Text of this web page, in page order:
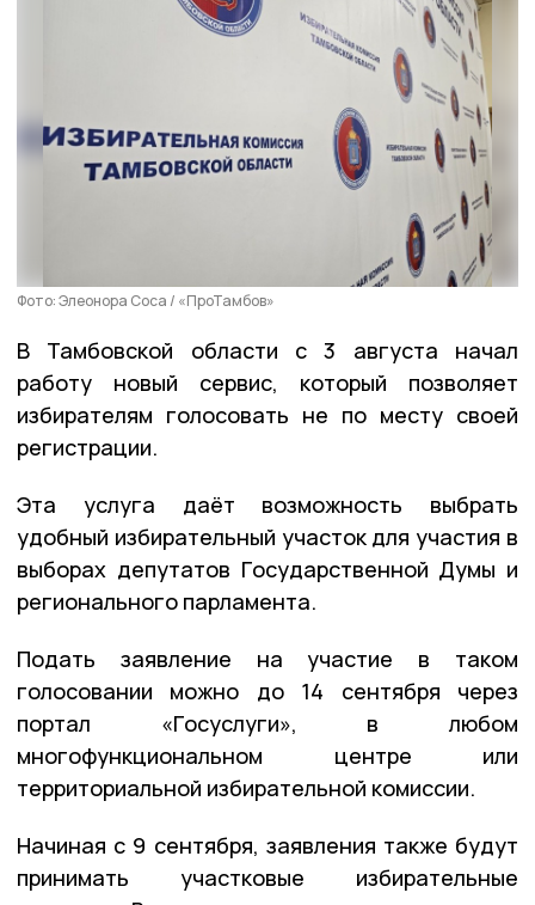
Фото: Элеонора Соса / «ПроТамбов»
В Тамбовской области с 3 августа начал
работу новый сервис, который позволяет
избирателям голосовать не по месту своей
регистрации.
Эта услуга даёт возможность выбрать
удобный избирательный участок для участия в
выборах депутатов Государственной Думы и
регионального парламента.
Подать заявление на участие в таком
голосовании можно до 14 сентября через
портал «Госуслуги», в любом
многофункциональном центре или
территориальной избирательной комиссии.
Начиная с 9 сентября, заявления также будут
принимать участковые избирательные